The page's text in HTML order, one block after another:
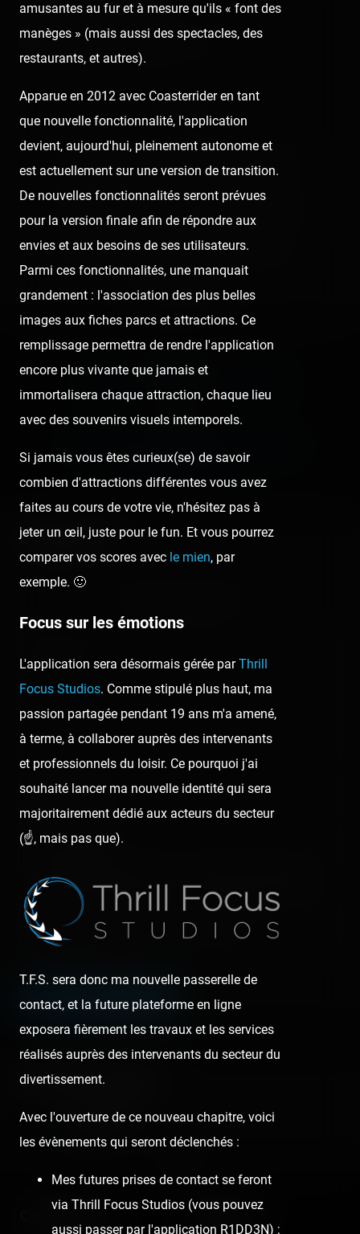
Profitez et amusez-vous bien ! 🎆🎇
👍 Like 😆 Haha 👏
Sad
🤮 Sick ❤️ Supportive 🙏 Thankful
Comment
Previous post:
Next post:
Comments
Comment
Nom/prénom
Email address
afin de pouvoir gérer votre propre commentaire ultérieurement.
Lien de votre site ou page personnelle
LEAVE A COMMENT
About the author
Coasterrider
Fondateur
Coasterrider Shortcut
amusantes au fur et à mesure qu'ils « font des
manèges » (mais aussi des spectacles, des
restaurants, et autres).
Apparue en 2012 avec Coasterrider en tant
que nouvelle fonctionnalité, l'application
devient, aujourd'hui, pleinement autonome et
est actuellement sur une version de transition.
De nouvelles fonctionnalités seront prévues
pour la version finale afin de répondre aux
envies et aux besoins de ses utilisateurs.
Parmi ces fonctionnalités, une manquait
grandement : l'association des plus belles
images aux fiches parcs et attractions. Ce
remplissage permettra de rendre l'application
encore plus vivante que jamais et
immortalisera chaque attraction, chaque lieu
avec des souvenirs visuels intemporels.
Si jamais vous êtes curieux(se) de savoir
combien d'attractions différentes vous avez
faites au cours de votre vie, n'hésitez pas à
jeter un œil, juste pour le fun. Et vous pourrez
comparer vos scores avec le mien, par
exemple. 🙂
Focus sur les émotions
L'application sera désormais gérée parThrill
Focus Studios. Comme stipulé plus haut, ma
passion partagée pendant 19 ans m'a amené,
à terme, à collaborer auprès des intervenants
et professionnels du loisir. Ce pourquoi j'ai
souhaité lancer ma nouvelle identité qui sera
majoritairement dédié aux acteurs du secteur
(☝️, mais pas que).
T.F.S. sera donc ma nouvelle passerelle de
contact, et la future plateforme en ligne
exposera fièrement les travaux et les services
réalisés auprès des intervenants du secteur du
divertissement.
Avec l'ouverture de ce nouveau chapitre, voici
les évènements qui seront déclenchés :
Mes futures prises de contact se feront
via Thrill Focus Studios (vous pouvez
aussi passer par l'application R1DD3N) ;